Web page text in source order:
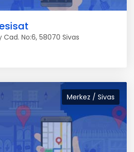
Cad. No:6, 58070 Sivas
Merkez / Sivas